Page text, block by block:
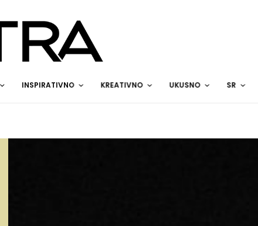
INSPIRATIVNO KREATIVNO UKUSNO SR